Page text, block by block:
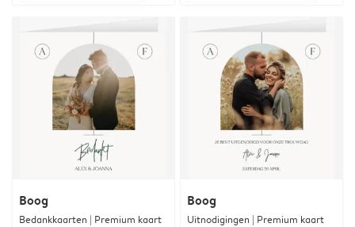
Boog
Bedankkaarten | Premium kaart
Boog
Uitnodigingen | Premium kaart